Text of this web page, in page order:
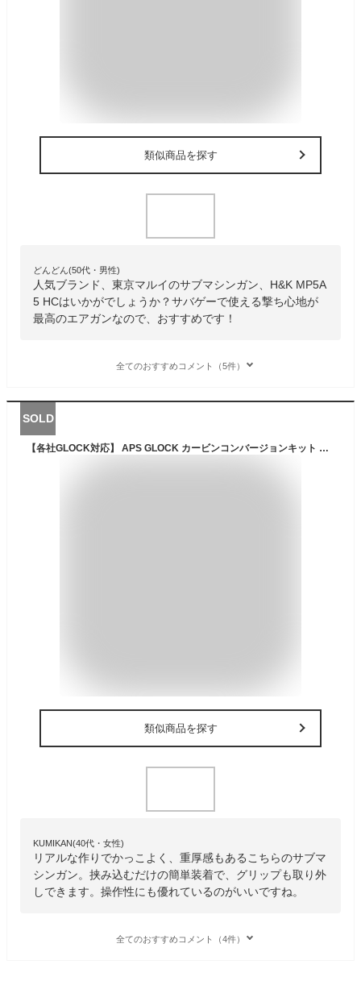
類似商品を探す
どんどん(50代・男性)
人気ブランド、東京マルイのサブマシンガン、H&K MP5A
5 HCはいかがでしょうか？サバゲーで使える撃ち心地が
最高のエアガンなので、おすすめです！
全てのおすすめコメント（5件）
SOLD
【各社GLOCK対応】 APS GLOCK カービンコンバージョンキット APS-SA011-B | エアガン エアーガン トイガン ガスガン ガスブローバック ハンドガン サブマシンガン サバゲ サバゲー サバイバルゲーム エーピーエス 東京マルイ グロック オプションパーツ カスタムパーツ
類似商品を探す
KUMIKAN(40代・女性)
リアルな作りでかっこよく、重厚感もあるこちらのサブマ
シンガン。挟み込むだけの簡単装着で、グリップも取り外
しできます。操作性にも優れているのがいいですね。
全てのおすすめコメント（4件）